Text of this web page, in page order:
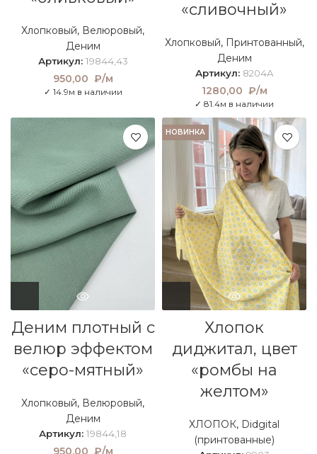
Хлопковый, Велюровый,
Деним
Артикул: 19844,43
950,00 ₽/м
✓ 14.9м в наличии
«сливочный»
Хлопковый, Принтованный,
Деним
Артикул: 8204A
1280,00 ₽/м
✓ 81.4м в наличии
Деним плотный с
велюр эффектом
«серо-мятный»
Хлопковый, Велюровый,
Деним
Артикул: 19844,18
950,00 ₽/м
НОВИНКА
Хлопок
диджитал, цвет
«ромбы на
желтом»
ХЛОПОК, Didgital
(принтованные)